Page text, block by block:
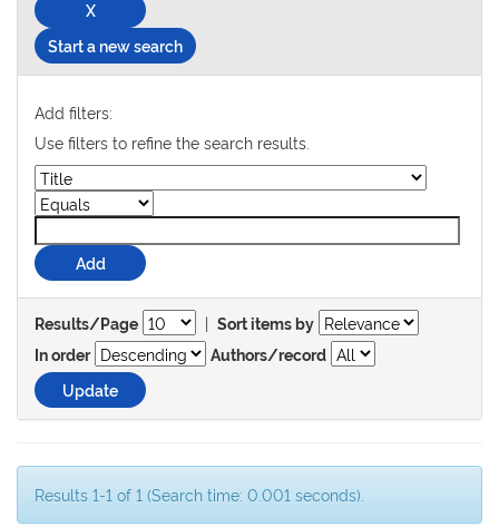
Start a new search
Add filters:
Use filters to refine the search results.
Results/Page | Sort items by
In order
Authors/record
Results 1-1 of 1 (Search time: 0.001 seconds).